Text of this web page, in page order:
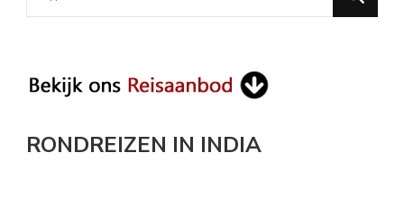
for
RONDREIZEN IN INDIA